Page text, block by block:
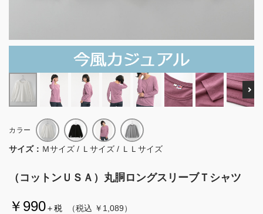
（コットンＵＳＡ）丸胴ロングスリーブＴシャツ
￥990＋税 （税込 ￥1,089）
カラー
サイズ： Ｍサイズ / Ｌサイズ / ＬＬサイズ